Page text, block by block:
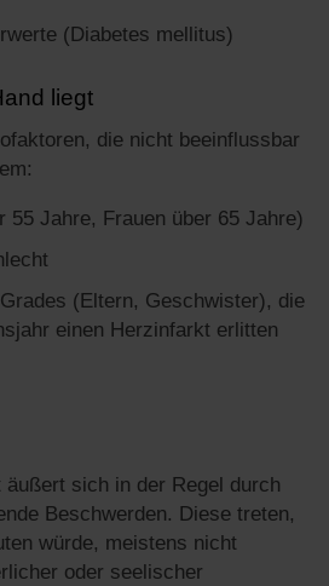
(Diabetes mellitus)
liegt
die nicht beeinflussbar
55 Jahre, Frauen über 65 Jahre)
(Eltern, Geschwister), die
einen Herzinfarkt erlitten
sich in der Regel durch
Beschwerden. Diese treten,
würde, meistens nicht
oder seelischer